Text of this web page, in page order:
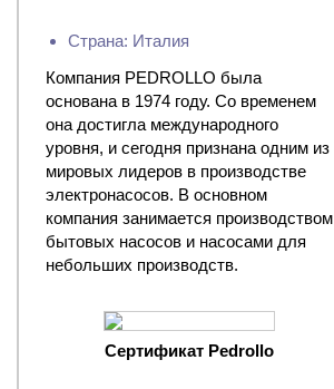
Страна: Италия
Компания PEDROLLO была
основана в 1974 году. Со временем
она достигла международного
уровня, и сегодня признана одним из
мировых лидеров в производстве
электронасосов. В основном
компания занимается производством
бытовых насосов и насосами для
небольших производств.
Сертификат Pedrollo